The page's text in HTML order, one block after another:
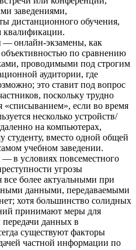
заведениями,
дистанционного обучения,
квалификации.
онлайн-экзамены, как
по сравнению
проводимыми под строгим
аудитории, где
это ставит под вопрос
поскольку трудно
«списыванием», если во время
несколько устройств/
на компьютерах,
вместо одной общей
учебном заведении.
в условиях повсеместного
угрозы
все более актуальными при
данными, передаваемыми
хотя большинство солидных
принимают меры для
передачи данных в
существуют факторы
частной информации по